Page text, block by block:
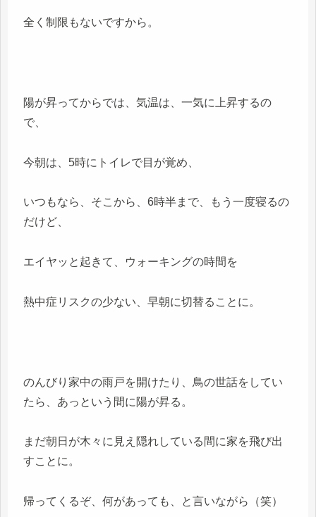
全く制限もないですから。
陽が昇ってからでは、気温は、一気に上昇するの
で、
今朝は、5時にトイレで目が覚め、
いつもなら、そこから、6時半まで、もう一度寝るの
だけど、
エイヤッと起きて、ウォーキングの時間を
熱中症リスクの少ない、早朝に切替ることに。
のんびり家中の雨戸を開けたり、鳥の世話をしてい
たら、あっという間に陽が昇る。
まだ朝日が木々に見え隠れしている間に家を飛び出
すことに。
帰ってくるぞ、何があっても、と言いながら（笑）